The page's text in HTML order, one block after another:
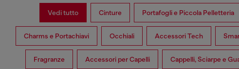
Vedi tutto Cinture Portafogli e Piccola Pelletteria
Charms e Portachiavi Occhiali Accessori Tech
Fragranze Accessori per Capelli Cappelli, Sciarpe e